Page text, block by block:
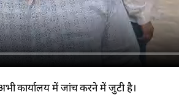
अभी कार्यालय में जांच करने में जुटी है।